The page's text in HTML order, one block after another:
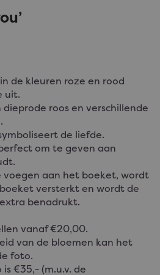
de kleuren roze en rood
uit.
roos en verschillende
de liefde.
om te geven aan
aan het boeket, wordt
versterkt en wordt de
benadrukt.
vanaf €20,00.
van de bloemen kan het
foto.
€35,- (m.u.v. de